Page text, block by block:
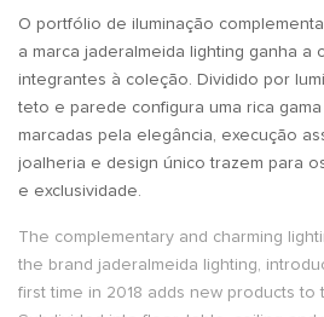
O portfólio de iluminação
a marca jaderalmeida lighting ganha a
integrantes à coleção. Dividido por
teto e parede configura uma rica
marcadas pela elegância, execução
joalheria e design único trazem para
e exclusividade.
The complementary and charming
the brand jaderalmeida lighting,
first time in 2018 adds new products